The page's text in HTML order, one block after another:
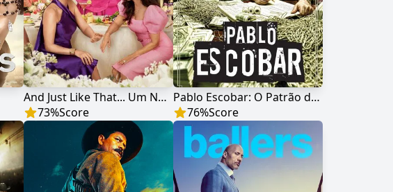
And Just Like That... Um Novo Capítulo de Sex and the City
73%Score
Pablo Escobar: O Patrão do Mal
76%Score